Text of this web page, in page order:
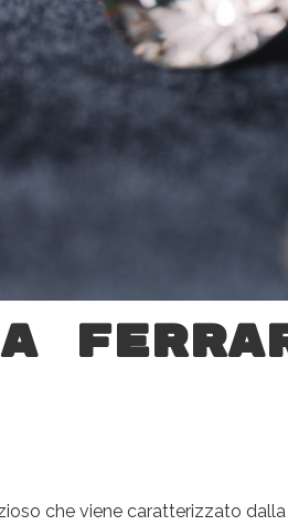
che viene caratterizzato